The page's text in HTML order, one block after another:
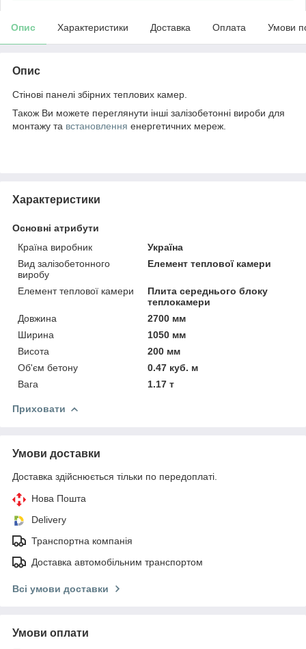
Опис Характеристики Доставка Оплата Умови
Опис
Стінові панелі збірних теплових камер.
Також Ви можете переглянути інші залізобетонні вироби для
монтажу та встановлення енергетичних мереж.
Характеристики
Основні атрибути
Країна виробник
Україна
Вид залізобетонного
виробу
Елемент теплової камери
Елемент теплової камери
Плита середнього блоку
теплокамери
Довжина
2700 мм
Ширина
1050 мм
Висота
200 мм
Об'єм бетону
0.47 куб. м
Вага
1.17 т
Приховати
Умови доставки
Доставка здійснюється тільки по передоплаті.
Нова Пошта
Delivery
Транспортна компанія
Доставка автомобільним транспортом
Всі умови доставки
Умови оплати